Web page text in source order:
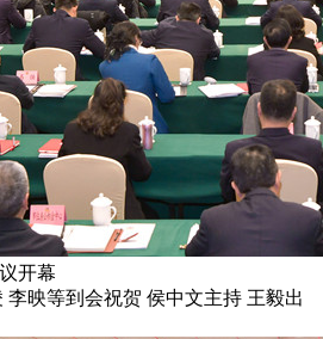
开幕
李映等到会祝贺 侯中文主持 王毅出